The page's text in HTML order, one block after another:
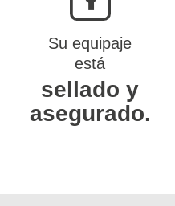
Su equipaje
está
sellado y
asegurado.